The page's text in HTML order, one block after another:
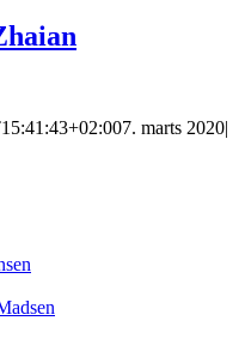
7. marts 2020|